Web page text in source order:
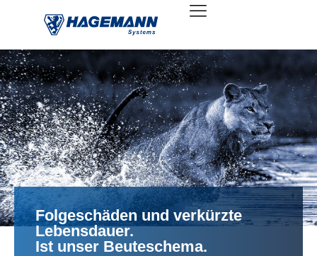
Folgeschäden und ­verkürzte
Lebensdauer.
Ist unser Beuteschema.